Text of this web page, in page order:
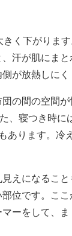
く下がりま
汗が肌にま
が放熱しにく
の間の空間
、寝つき時に
あります。冷
えになるこ
位です。こ
ーをして、